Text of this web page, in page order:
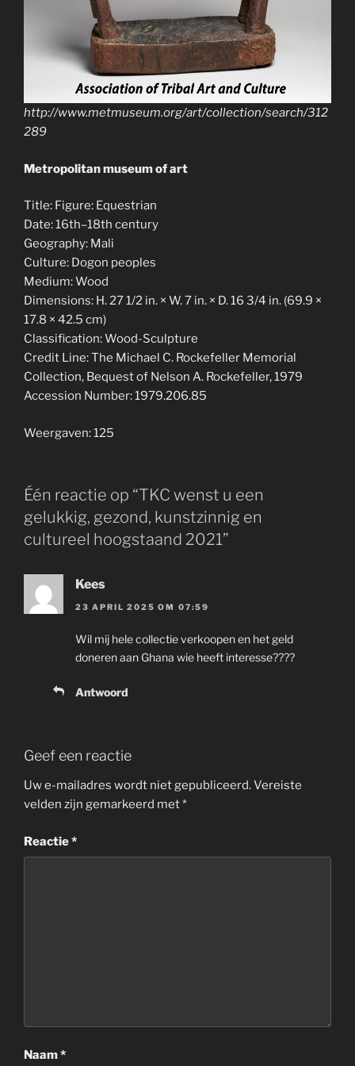
http://www.metmuseum.org/art/collection/search/312
289
Metropolitan museum of art
Title: Figure: Equestrian
Date: 16th–18th century
Geography: Mali
Culture: Dogon peoples
Medium: Wood
Dimensions: H. 27 1/2 in. × W. 7 in. × D. 16 3/4 in. (69.9 ×
17.8 × 42.5 cm)
Classification: Wood-Sculpture
Credit Line: The Michael C. Rockefeller Memorial
Collection, Bequest of Nelson A. Rockefeller, 1979
Accession Number: 1979.206.85
Weergaven: 125
Één reactie op “TKC wenst u een
gelukkig, gezond, kunstzinnig en
cultureel hoogstaand 2021”
Kees
23 APRIL 2025 OM 07:59
Wil mij hele collectie verkoopen en het geld
doneren aan Ghana wie heeft interesse????
Antwoord
Geef een reactie
Uw e-mailadres wordt niet gepubliceerd.Vereiste
velden zijn gemarkeerd met*
Reactie*
Naam*